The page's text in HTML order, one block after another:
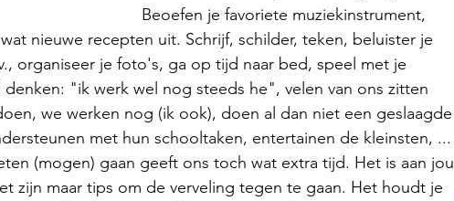
Beoefen je favoriete muziekinstrument,
nieuwe recepten uit. Schrijf, schilder, teken, beluister je
organiseer je foto's, ga op tijd naar bed, speel met je
"ik werk wel nog steeds he", velen van ons zitten
we werken nog (ik ook), doen al dan niet een geslaagde
met hun schooltaken, entertainen de kleinsten, ...
(mogen) gaan geeft ons toch wat extra tijd. Het is aan jou
zijn maar tips om de verveling tegen te gaan. Het houdt je